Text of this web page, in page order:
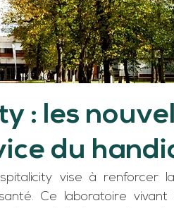
: les
du
vise à renforcer
Ce laboratoire